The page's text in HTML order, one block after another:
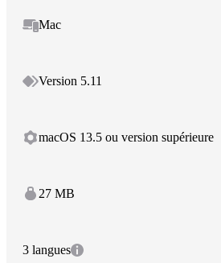
Mac
Version 5.11
macOS 13.5 ou version supérieure
27 MB
3 langues